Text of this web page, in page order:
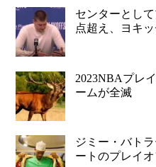
センターとし
点超え、ヨキ
2023NBAプレ
ームが全滅
ジミー・バト
ートのプレイ